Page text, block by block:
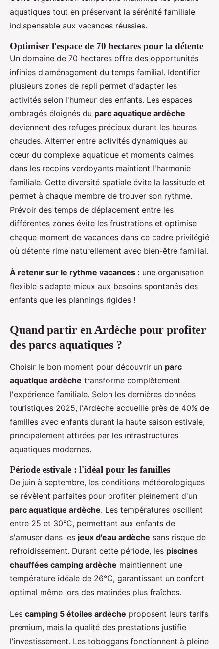
aquatiques tout en préservant la sérénité familiale
indispensable aux vacances réussies.
Optimiser l'espace de 70 hectares pour la détente
Un domaine de 70 hectares offre des opportunités
infinies d'aménagement du temps familial. Identifier
plusieurs zones de repli permet d'adapter les
activités selon l'humeur des enfants. Les espaces
ombragés éloignés du parc aquatique ardèche
deviennent des refuges précieux durant les heures
chaudes. Alterner entre activités dynamiques au
cœur du complexe aquatique et moments calmes
dans les recoins verdoyants maintient l'harmonie
familiale. Cette diversité spatiale évite la lassitude et
permet à chaque membre de trouver son rythme.
Prévoir des temps de déplacement entre les
différentes zones évite les frustrations et optimise
chaque moment de vacances dans ce cadre privilégié
où détente rime naturellement avec bien-être familial.
À retenir sur le rythme vacances : une organisation
flexible s'adapte mieux aux besoins spontanés des
enfants que les plannings rigides !
Quand partir en Ardèche pour profiter
des parcs aquatiques ?
Choisir le bon moment pour découvrir un parc
aquatique ardèche transforme complètement
l'expérience familiale. Selon les dernières données
touristiques 2025, l'Ardèche accueille près de 40% de
familles avec enfants durant la haute saison estivale,
principalement attirées par les infrastructures
aquatiques modernes.
Période estivale : l'idéal pour les familles
De juin à septembre, les conditions météorologiques
se révèlent parfaites pour profiter pleinement d'un
parc aquatique ardèche. Les températures oscillent
entre 25 et 30°C, permettant aux enfants de
s'amuser dans les jeux d'eau ardèche sans risque de
refroidissement. Durant cette période, les piscines
chauffées camping ardèche maintiennent une
température idéale de 26°C, garantissant un confort
optimal même lors des matinées plus fraîches.
Les camping 5 étoiles ardèche proposent leurs tarifs
premium, mais la qualité des prestations justifie
l'investissement. Les toboggans fonctionnent à pleine